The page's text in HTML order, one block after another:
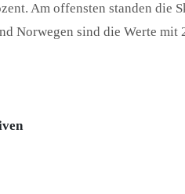
Am offensten standen die
Norwegen sind die Werte mit